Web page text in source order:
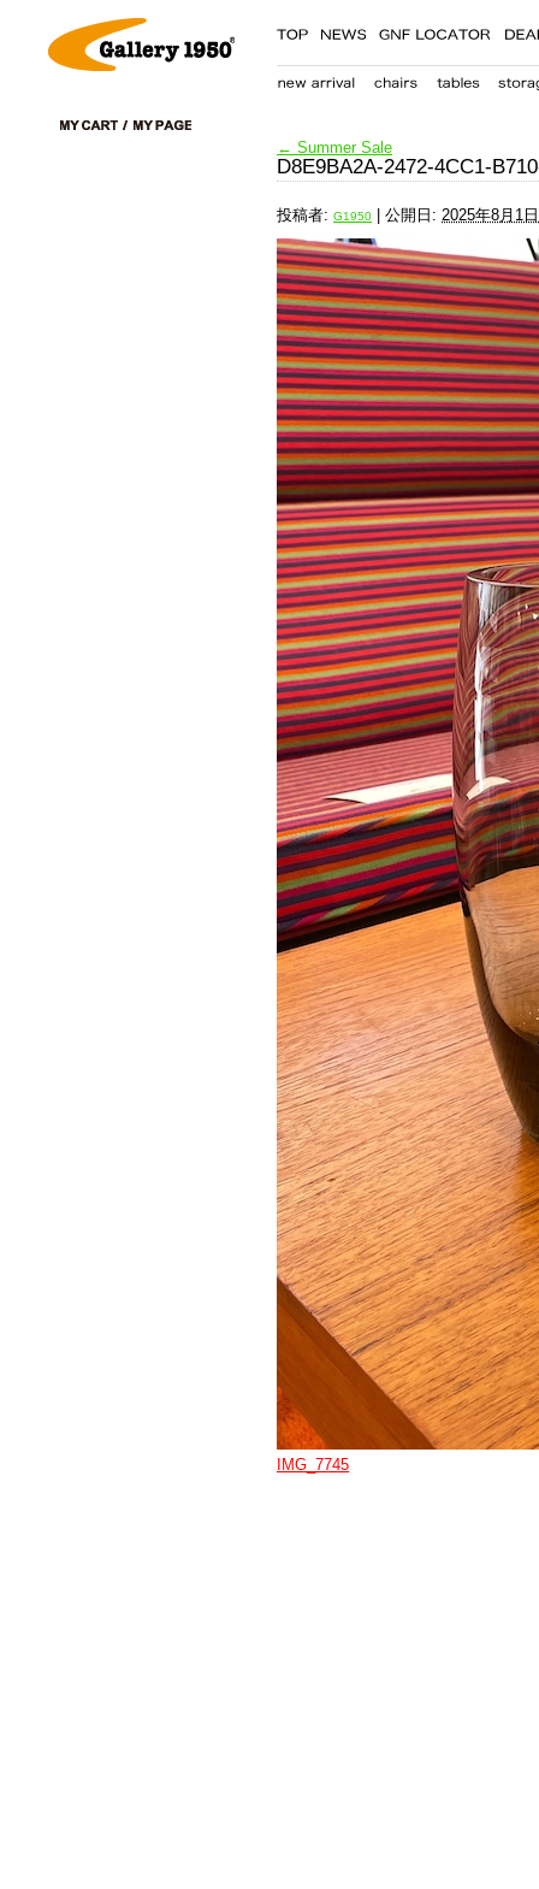
← Summer Sale
D8E9BA2A-2472-4CC1-
投稿者: G1950 公開日: 2025年8月1日
IMG_7745